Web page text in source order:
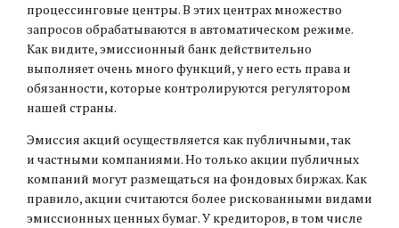
процессинговые центры. В этих центрах множество
запросов обрабатываются в автоматическом режиме.
Как видите, эмиссионный банк действительно
выполняет очень много функций, у него есть права и
обязанности, которые контролируются регулятором
нашей страны.
Эмиссия акций осуществляется как публичными, так
и частными компаниями. Но только акции публичных
компаний могут размещаться на фондовых биржах. Как
правило, акции считаются более рискованными видами
эмиссионных ценных бумаг. У кредиторов, в том числе